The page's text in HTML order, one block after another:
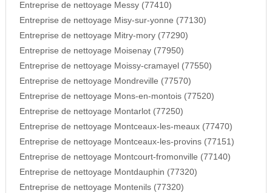
Entreprise de nettoyage Messy (77410)
Entreprise de nettoyage Misy-sur-yonne (77130)
Entreprise de nettoyage Mitry-mory (77290)
Entreprise de nettoyage Moisenay (77950)
Entreprise de nettoyage Moissy-cramayel (77550)
Entreprise de nettoyage Mondreville (77570)
Entreprise de nettoyage Mons-en-montois (77520)
Entreprise de nettoyage Montarlot (77250)
Entreprise de nettoyage Montceaux-les-meaux (77470)
Entreprise de nettoyage Montceaux-les-provins (77151)
Entreprise de nettoyage Montcourt-fromonville (77140)
Entreprise de nettoyage Montdauphin (77320)
Entreprise de nettoyage Montenils (77320)